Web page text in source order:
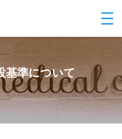
基準について